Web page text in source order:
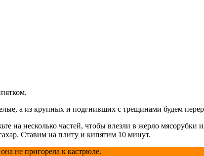
а из крупных и подгнивших с трещинами будем
на несколько частей, чтобы влезли в жерло
Ставим на плиту и кипятим 10 минут.
не пригорела к кастрюле.